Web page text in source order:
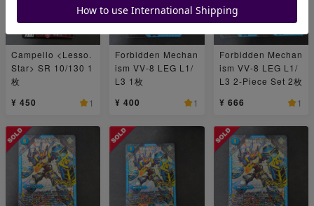
Campello <Lesso.
Star> SR 10/130 1
枚
¥ 450 1
Forbidden Mechan
ism VV-8 LEG L1/
L3 1枚
¥ 400 1
Forbidden Mechan
ism VV-8 LEG L1/
L3 2-Piece Set 2枚
¥ 666 1